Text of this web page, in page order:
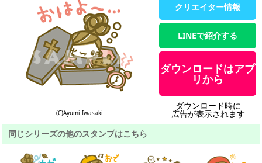
(C)Ayumi Iwasaki
クリエイター情報
LINEで紹介する
ダウンロードはアプ
リから
ダウンロード時に
広告が表示されます
同じシリーズの他のスタンプはこちら